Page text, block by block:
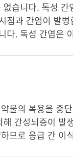
습니다. 독성
점과 간염이 발
다. 독성 간염은
물의 복용을 중
간성뇌증이
므로 응급 간 이